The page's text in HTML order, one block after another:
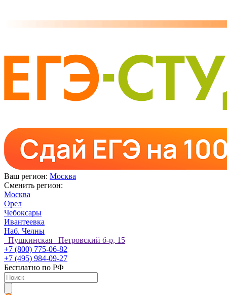
Ваш регион: Москва
Сменить регион:
Москва
Орел
Чебоксары
Ивантеевка
Наб. Челны
Пушкинская Петровский б-р, 15
+7 (800) 775-06-82
+7 (495) 984-09-27
Бесплатно по РФ